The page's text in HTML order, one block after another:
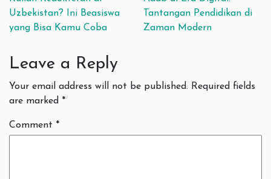
Uzbekistan? Ini Beasiswa
yang Bisa Kamu Coba
Tantangan Pendidikan di
Zaman Modern
Leave a Reply
Your email address will not be published. Required fields
are marked *
Comment *